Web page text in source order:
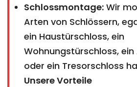
Schlossmontage: Wir
Arten von Schlössern,
ein Haustürschloss, ein
Wohnungstürschloss,
oder ein Tresorschloss
Unsere Vorteile